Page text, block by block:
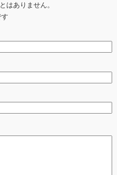
はありません。